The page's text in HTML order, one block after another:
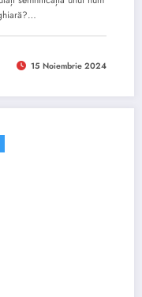
15 Noiembrie 2024